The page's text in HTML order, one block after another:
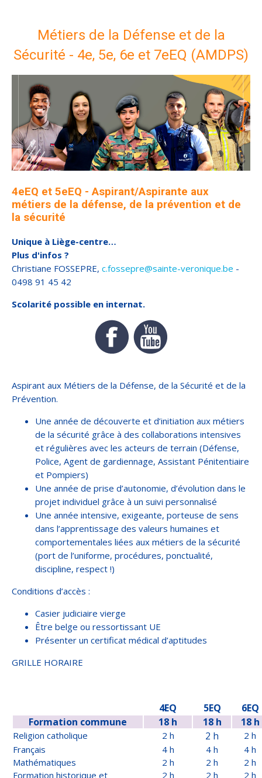
Métiers de la Défense et de la
Sécurité - 4e, 5e, 6e et 7eEQ (AMDPS)
4eEQ et 5eEQ -Aspirant/Aspirante aux
métiers de la défense, de la prévention et de
la sécurité
Unique à Liège-centre…
Plus d'infos ?
Christiane FOSSEPRE, c.fossepre@sainte-veronique.be -
0498 91 45 42
Scolarité possible en internat.
Aspirant aux Métiers de la Défense, de la Sécurité et de la
Prévention.
Une année de découverte et d’initiation aux métiers
de la sécurité grâce à des collaborations intensives
et régulières avec les acteurs de terrain (Défense,
Police, Agent de gardiennage, Assistant Pénitentiaire
et Pompiers)
Une année de prise d’autonomie, d’évolution dans le
projet individuel grâce à un suivi personnalisé
Une année intensive, exigeante, porteuse de sens
dans l’apprentissage des valeurs humaines et
comportementales liées aux métiers de la sécurité
(port de l’uniforme, procédures, ponctualité,
discipline, respect !)
Conditions d’accès :
Casier judiciaire vierge
Être belge ou ressortissant UE
Présenter un certificat médical d’aptitudes
GRILLE HORAIRE
4EQ 5EQ
6EQ
Formation commune
18 h 18 h 18 h
Religion catholique 2 h 2 h
2 h
Français
4 h 4 h
4 h
Mathématiques
2 h 2 h
2 h
Formation historique et
2 h 2 h 2 h